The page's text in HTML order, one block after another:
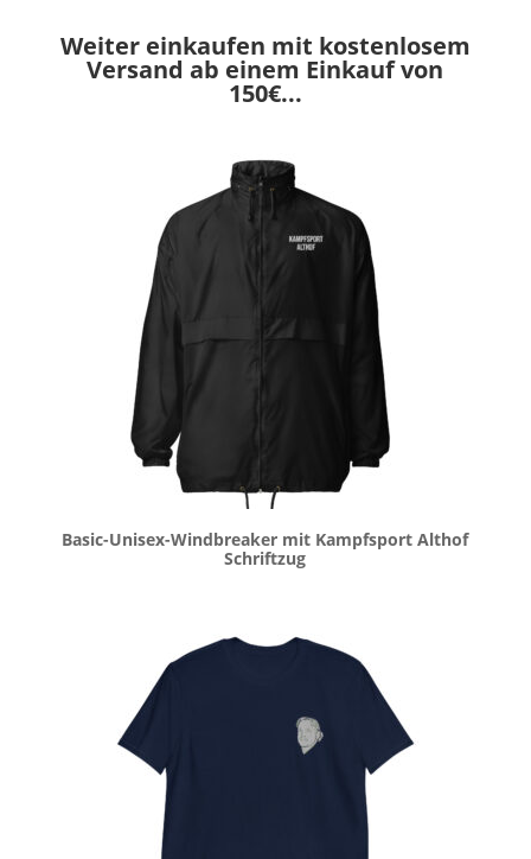
Weiter einkaufen mit kostenlosem
Versand ab einem Einkauf von
150€...
Basic-Unisex-Windbreaker mit Kampfsport Althof
Schriftzug